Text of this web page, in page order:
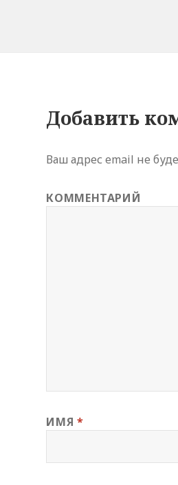
Добавить
Ваш адрес email не
КОММЕНТАРИЙ
ИМЯ *